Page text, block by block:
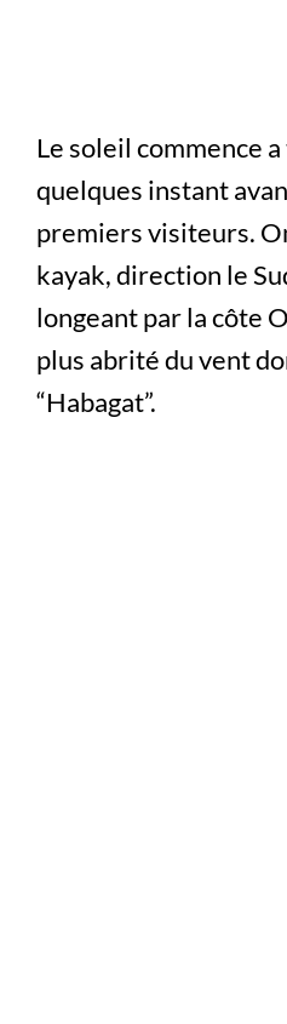
Le soleil commence
quelques instant
premiers visiteurs.
kayak, direction le
longeant par la côte
plus abrité du vent
“Habagat”.